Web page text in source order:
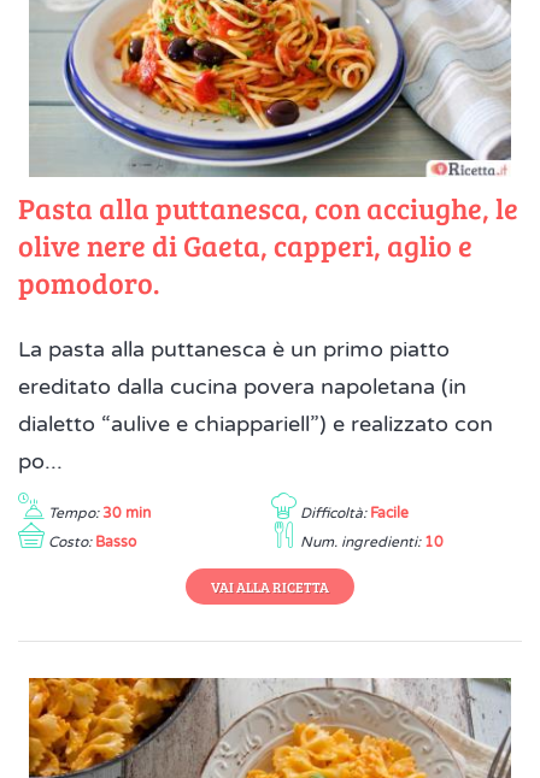
Pasta alla puttanesca, con acciughe, le
olive nere di Gaeta, capperi, aglio e
pomodoro.
La pasta alla puttanesca è un primo piatto
ereditato dalla cucina povera napoletana (in
dialetto “aulive e chiappariell”) e realizzato con
po...
Tempo: 30 min Difficoltà: Facile
Costo: Basso Num. ingredienti: 10
VAI ALLA RICETTA